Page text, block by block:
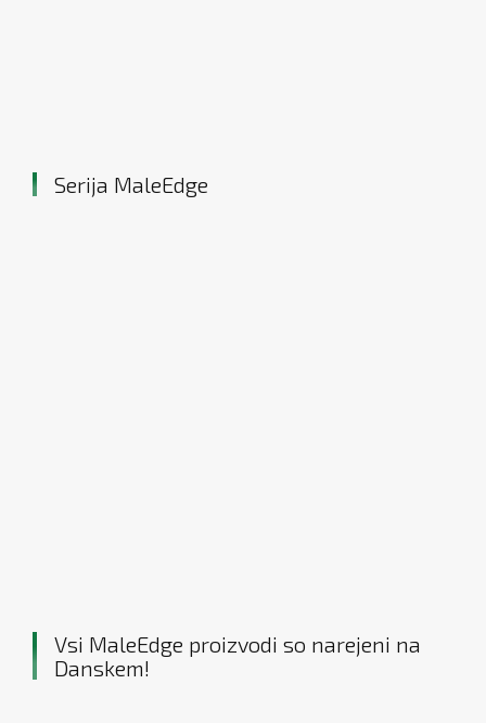
Serija MaleEdge
Vsi MaleEdge proizvodi so narejeni na
Danskem!